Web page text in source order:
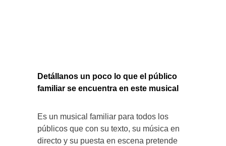
Detállanos un poco lo que el público
familiar se encuentra en este musical
Es un musical familiar para todos los
públicos que con su texto, su música en
directo y su puesta en escena pretende